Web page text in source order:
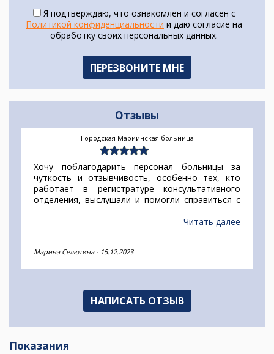
Я подтверждаю, что ознакомлен и согласен с
Политикой конфиденциальности и даю согласие на
обработку своих персональных данных.
Отзывы
Городская Мариинская больница
Хочу поблагодарить персонал больницы за
чуткость и отзывчивость, особенно тех, кто
работает в регистратуре консультативного
отделения, выслушали и помогли справиться с
Читать далее
Марина Селютина - 15.12.2023
НАПИСАТЬ ОТЗЫВ
Показания